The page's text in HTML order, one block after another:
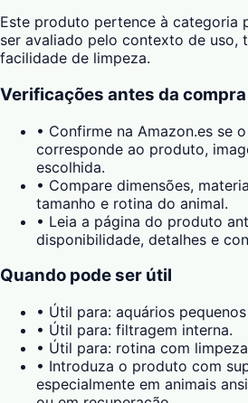
Este produto pertence à categoria
ser avaliado pelo contexto de uso,
facilidade de limpeza.
Verificações antes da compra
• Confirme na Amazon.es se
corresponde ao produto,
escolhida.
• Compare dimensões,
tamanho e rotina do animal.
• Leia a página do produto
disponibilidade, detalhes e
Quando pode ser útil
• Útil para: aquários
• Útil para: filtragem interna.
• Útil para: rotina com
• Introduza o produto com
especialmente em animais